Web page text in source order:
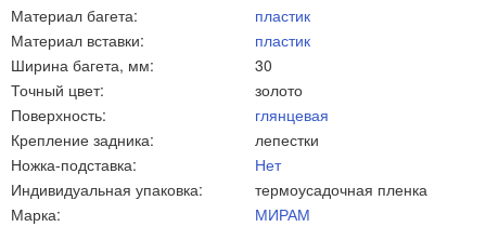
Материал багета:
пластик
Материал вставки:
пластик
Ширина багета, мм:
30
Точный цвет:
золото
Поверхность:
глянцевая
Крепление задника:
лепестки
Ножка-подставка:
Нет
Индивидуальная упаковка:
термоусадочная пленка
Марка:
МИРАМ